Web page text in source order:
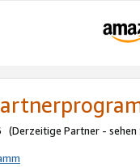
(Derzeitige Partner - sehen